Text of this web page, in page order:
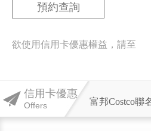
預約查詢
欲使用信用卡優惠權益，請至
信用卡優惠
Offers 富邦Costco聯